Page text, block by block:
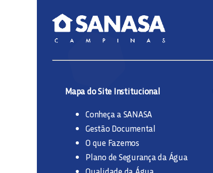
Mapa do Site Institucional
Conheça a SANASA
Gestão Documental
O que Fazemos
Plano de Segurança da Água